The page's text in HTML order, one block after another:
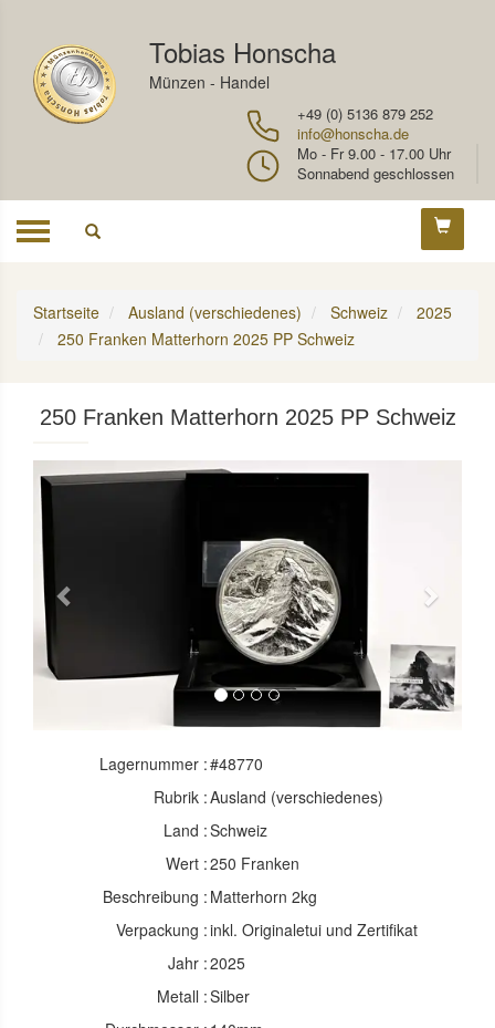
Tobias Honscha
Münzen - Handel
+49 (0) 5136 879 252
info@honscha.de
Mo - Fr 9.00 - 17.00 Uhr
Sonnabend geschlossen
Toggle
Startseite Ausland (verschiedenes) Schweiz
2025
250 Franken Matterhorn 2025 PP Schweiz
250 Franken Matterhorn 2025 PP Schweiz
Previous Next
Lagernummer :#48770
Rubrik :Ausland (verschiedenes)
Land :Schweiz
Wert :250 Franken
Beschreibung : Matterhorn 2kg
Verpackung :inkl. Originaletui und Zertifikat
Jahr :2025
Metall :Silber